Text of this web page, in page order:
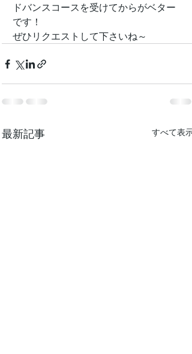
ドバンスコースを受けてからがベター
です！
ぜひリクエストして下さいね～
最新記事 すべて表示